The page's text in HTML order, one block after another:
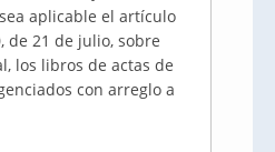
aplicable el artículo
de 21 de julio, sobre
los libros de actas de
con arreglo a